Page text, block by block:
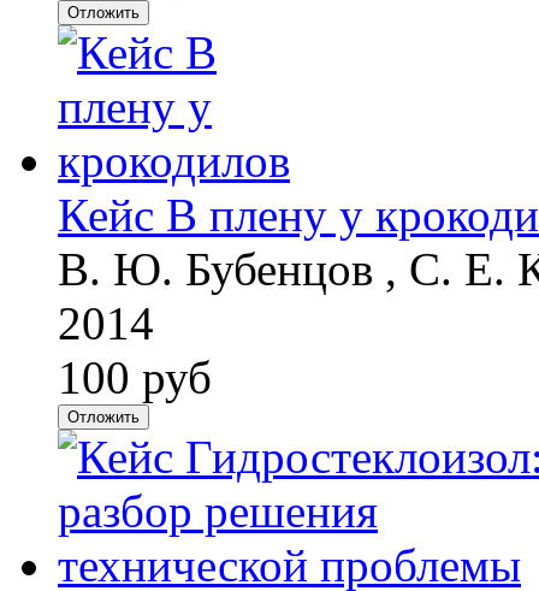
Отложить
Кейс В плену у
В. Ю. Бубенцов , С. Е.
2014
100 руб
Отложить